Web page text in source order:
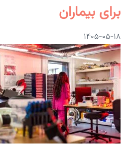
برای بیماران
۱۴۰۵-۰۵-۱۸